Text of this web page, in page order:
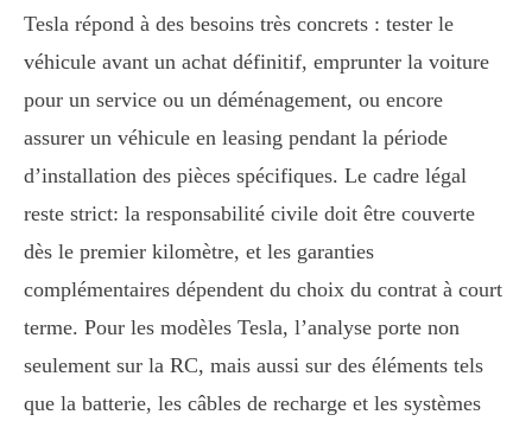
Tesla répond à des besoins très concrets : tester le
véhicule avant un achat définitif, emprunter la voiture
pour un service ou un déménagement, ou encore
assurer un véhicule en leasing pendant la période
d’installation des pièces spécifiques. Le cadre légal
reste strict: la responsabilité civile doit être couverte
dès le premier kilomètre, et les garanties
complémentaires dépendent du choix du contrat à court
terme. Pour les modèles Tesla, l’analyse porte non
seulement sur la RC, mais aussi sur des éléments tels
que la batterie, les câbles de recharge et les systèmes